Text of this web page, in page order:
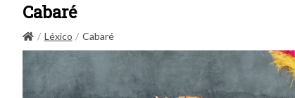
Cabaré
Léxico Cabaré